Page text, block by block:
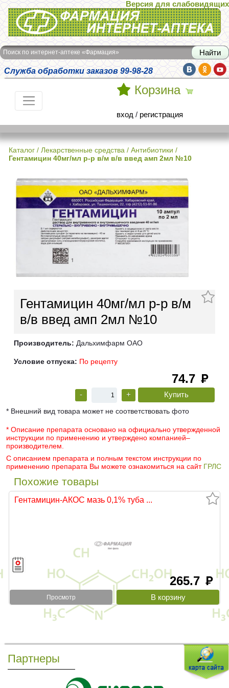
Интернет-аптека Фармация
Версия для слабовидящих
Поиск по интернет-аптеке «Фармация»
Служба обработки заказов 99-98-28
Корзина
вход / регистрация
Каталог / Лекарственные средства / Антибиотики /
Гентамицин 40мг/мл р-р в/м в/в введ амп 2мл №10
Гентамицин 40мг/мл р-р в/м
в/в введ амп 2мл №10
Производитель: Дальхимфарм ОАО
Условие отпуска: По рецепту
74.7 руб
- +
* Внешний вид товара может не соответствовать фото
* Описание препарата основано на официально утвержденной
инструкции по применению и утверждено компанией–
производителем.
С описанием препарата и полным текстом инструкции по
применению препарата Вы можете ознакомиться на сайт ГРЛС
Похожие товары
Гентамицин-АКОС мазь 0,1% туба ...
265.7 руб
Просмотр
Партнеры